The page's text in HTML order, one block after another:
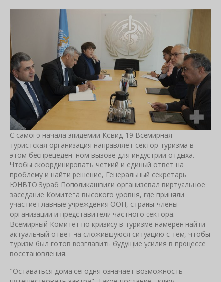
С самого начала эпидемии Ковид-19 Всемирная
туристская организация направляет сектор туризма в
этом беспрецедентном вызове для индустрии отдыха.
Чтобы скоординировать четкий и единый ответ на
проблему и найти решение, Генеральный секретарь
ЮНВТО Зураб Пополикашвили организовал виртуальное
заседание Комитета высокого уровня, где приняли
участие главные учреждения ООН, страны-члены
организации и представители частного сектора.
Всемирный Комитет по кризису в туризме намерен найти
актуальный ответ на сложившуюся ситуацию с тем, чтобы
туризм был готов возглавить будущие усилия в процессе
восстановления.
"Оставаться дома сегодня означает возможность